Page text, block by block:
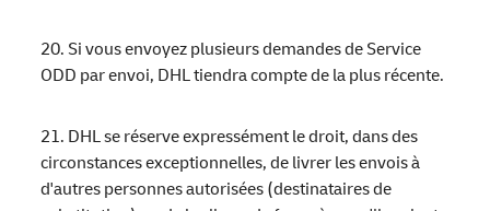
20. Si vous envoyez plusieurs demandes de Service
ODD par envoi, DHL tiendra compte de la plus récente.
21. DHL se réserve expressément le droit, dans des
circonstances exceptionnelles, de livrer les envois à
d'autres personnes autorisées (destinataires de